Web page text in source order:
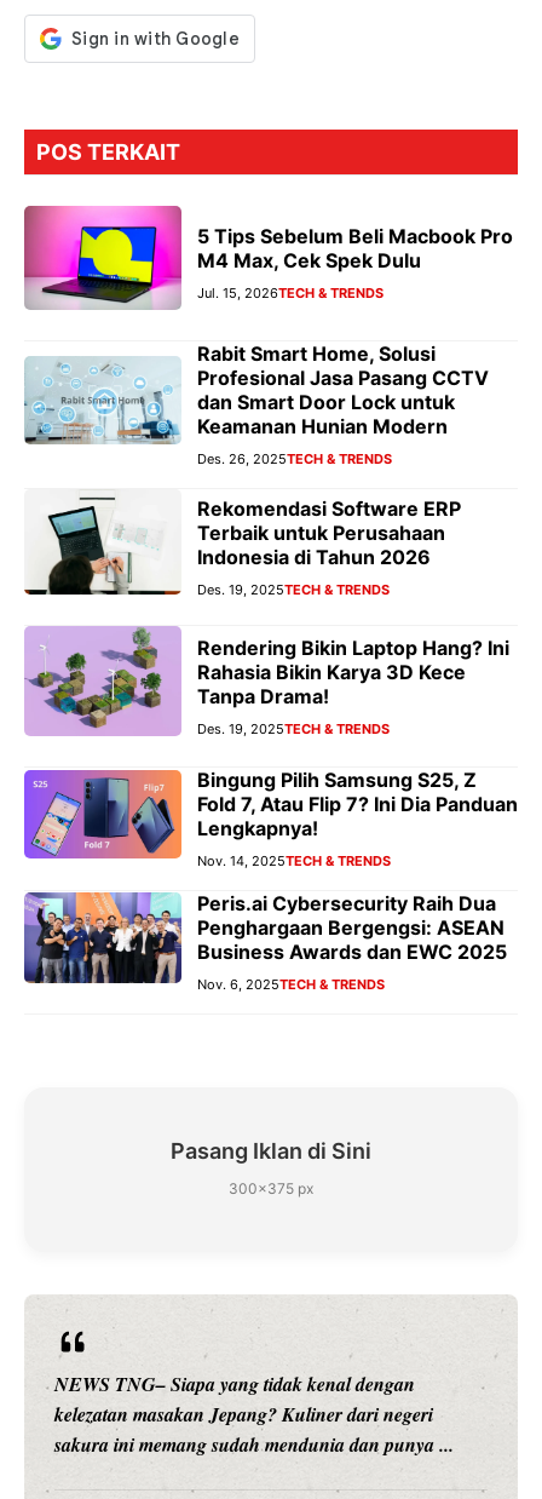
POS TERKAIT
5 Tips Sebelum Beli Macbook Pro
M4 Max, Cek Spek Dulu
Jul. 15, 2026TECH & TRENDS
Rabit Smart Home, Solusi
Profesional Jasa Pasang CCTV
dan Smart Door Lock untuk
Keamanan Hunian Modern
Des. 26, 2025TECH & TRENDS
Rekomendasi Software ERP
Terbaik untuk Perusahaan
Indonesia di Tahun 2026
Des. 19, 2025TECH & TRENDS
Rendering Bikin Laptop Hang? Ini
Rahasia Bikin Karya 3D Kece
Tanpa Drama!
Des. 19, 2025TECH & TRENDS
Bingung Pilih Samsung S25, Z
Fold 7, Atau Flip 7? Ini Dia Panduan
Lengkapnya!
Nov. 14, 2025TECH & TRENDS
Peris.ai Cybersecurity Raih Dua
Penghargaan Bergengsi: ASEAN
Business Awards dan EWC 2025
Nov. 6, 2025TECH & TRENDS
Pasang Iklan di Sini
300×375 px
NEWS TNG– Siapa sangka, dua nama besar di dunia
hiburan, Nunung Srimulat dan Vicky Prasetyo, kini
merambah dunia kuliner dengan ...